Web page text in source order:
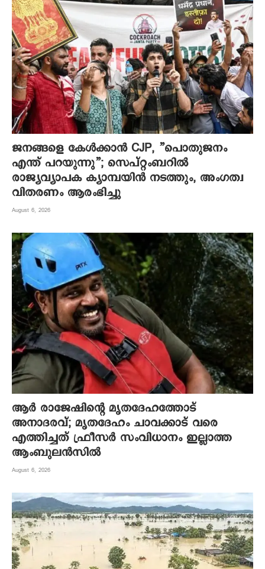
ജനങ്ങളെ കേൾക്കാൻ CJP, ”പൊതുജനം
എന്ത് പറയുന്നു”; സെപ്റ്റംബറിൽ
രാജ്യവ്യാപക ക്യാമ്പയിൻ നടത്തും, അംഗത്വ
വിതരണം ആരംഭിച്ചു
August 6, 2026
ആര്‍ രാജേഷിന്റെ മൃതദേഹത്തോട്
അനാദരവ്; മൃതദേഹം ചാവക്കാട് വരെ
എത്തിച്ചത് ഫ്രീസര്‍ സംവിധാനം ഇല്ലാത്ത
ആംബുലന്‍സില്‍
August 6, 2026